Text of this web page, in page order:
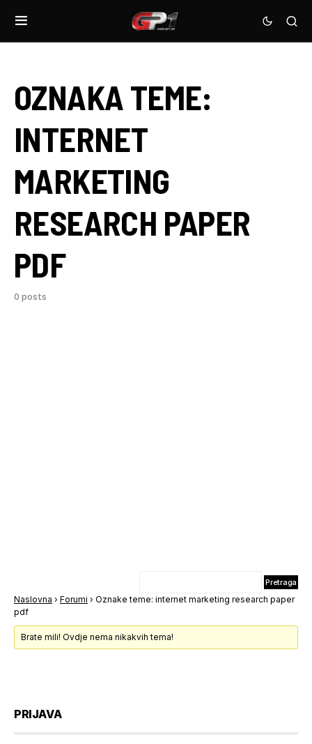
OZNAKA TEME:
INTERNET
MARKETING
RESEARCH PAPER
PDF
0 posts
Naslovna › Forumi › Oznake teme: internet marketing research paper
pdf
Brate mili! Ovdje nema nikakvih tema!
PRIJAVA